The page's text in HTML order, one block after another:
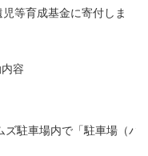
等育成基金に寄付しま
容
駐車場内で「駐車場（